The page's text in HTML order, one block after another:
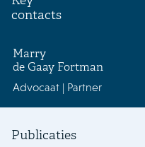
contacts
Marry
de Gaay Fortman
Advocaat | Partner
Publicaties